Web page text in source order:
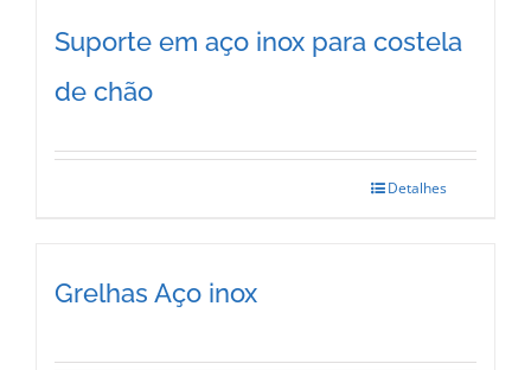
Suporte em aço inox para costela
de chão
Detalhes
Grelhas Aço inox